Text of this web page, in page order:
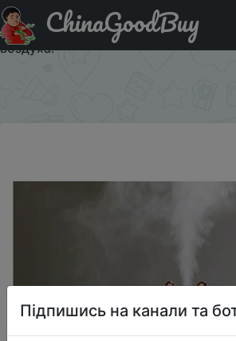
Придбати по акціи High Quality
Humidifier Aroma Essential Oil
воздуха.
ChinaGoodBuy
Підпишись на канали та